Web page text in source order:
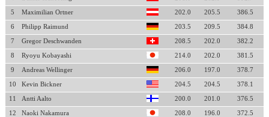
5 Maximilian Ortner 202.0 205.5 386.5
6 Philipp Raimund 203.5 209.5 384.8
7 Gregor Deschwanden 208.5 202.0 382.2
8 Ryoyu Kobayashi 214.0 202.0 381.5
9 Andreas Wellinger 206.0 197.0 378.7
10 Kevin Bickner 204.5 204.5 378.1
11 Antti Aalto 200.0 201.0 376.5
12 Naoki Nakamura 208.0 196.0 372.5